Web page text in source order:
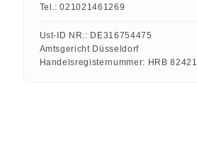
Tel.: 021021461269
Ust-ID NR.: DE316754475
Amtsgericht Düsseldorf
Handelsregisternummer: HRB 82421